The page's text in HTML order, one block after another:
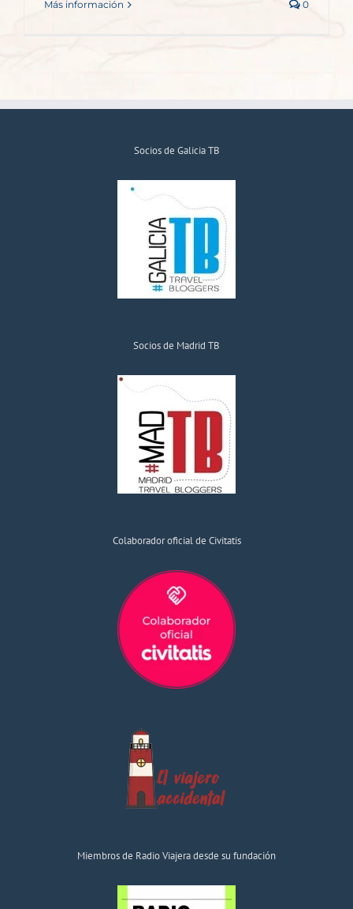
Más información 0
Socios de Galicia TB
Socios de Madrid TB
Colaborador oficial de Civitatis
Miembros de Radio Viajera desde su fundación